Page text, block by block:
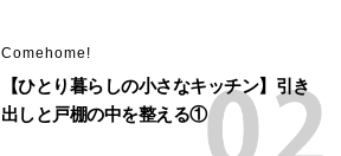
Comehome!
【ひとり暮らしの小さなキッチン】引き
出しと戸棚の中を整える①